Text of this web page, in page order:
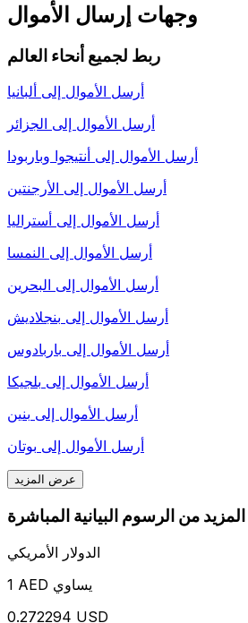
وجهات إرسال الأموال
ربط لجميع أنحاء العالم
أرسل الأموال إلى ألبانيا
أرسل الأموال إلى الجزائر
أرسل الأموال إلى أنتيجوا وباربودا
أرسل الأموال إلى الأرجنتين
أرسل الأموال إلى أستراليا
أرسل الأموال إلى النمسا
أرسل الأموال إلى البحرين
أرسل الأموال إلى بنجلاديش
أرسل الأموال إلى باربادوس
أرسل الأموال إلى بلجيكا
أرسل الأموال إلى بنين
أرسل الأموال إلى بوتان
عرض المزيد
الدولار الأمريكي
1 AED يساوي
0.272294 USD